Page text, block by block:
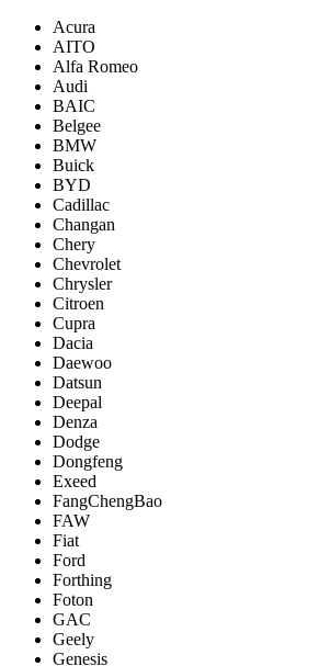
Acura
AITO
Alfa Romeo
Audi
BAIC
Belgee
BMW
Buick
BYD
Cadillac
Changan
Chery
Chevrolet
Chrysler
Citroen
Cupra
Dacia
Daewoo
Datsun
Deepal
Denza
Dodge
Dongfeng
Exeed
FangChengBao
FAW
Fiat
Ford
Forthing
Foton
GAC
Geely
Genesis